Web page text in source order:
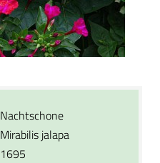
Nachtschone
Mirabilis jalapa
1695